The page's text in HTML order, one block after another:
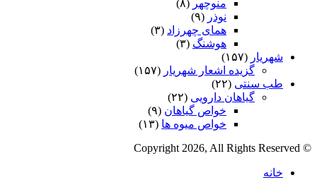
منوچهر (۸)
نوذر (۹)
هماى چهرزاد (۳)
هوشنگ (۳)
شهریار (۱۵۷)
گزیده اشعار شهریار (۱۵۷)
طب سنتی (۲۲)
گیاهان دارویی (۲۲)
خواص گیاهان (۹)
خواص میوه ها (۱۳)
© Copyright 2026, All Rights Reserved
خانه